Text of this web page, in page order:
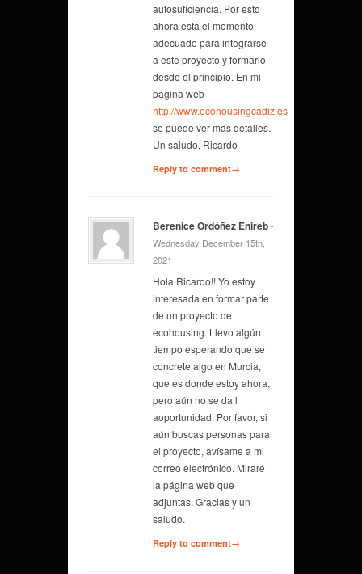
autosuficiencia. Por esto
ahora esta el momento
adecuado para integrarse
a este proyecto y formarlo
desde el principio. En mi
pagina web
http://www.ecohousingcadiz.es
se puede ver mas detalles.
Un saludo, Ricardo
Reply to comment→
Berenice Ordóñez Enireb-
Wednesday December 15th,
2021
Hola Ricardo!! Yo estoy
interesada en formar parte
de un proyecto de
ecohousing. Llevo algún
tiempo esperando que se
concrete algo en Murcia,
que es donde estoy ahora,
pero aún no se da l
aoportunidad. Por favor, si
aún buscas personas para
el proyecto, avísame a mi
correo electrónico. Miraré
la página web que
adjuntas. Gracias y un
saludo.
Reply to comment→